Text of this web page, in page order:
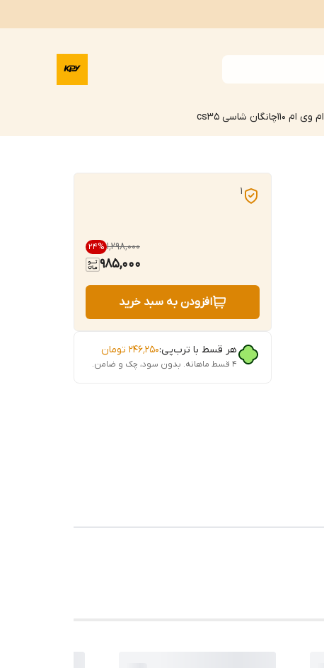
ام وی ام 110 چانگان شاسی cs35
1
۱٬۲۹۸٬۰۰۰ 24%
985,000
افزودن به سبد خرید
هر قسط با ترب‌پی:۲۴۶٬۲۵۰ تومان
۴ قسط ماهانه. بدون سود، چک و ضامن.